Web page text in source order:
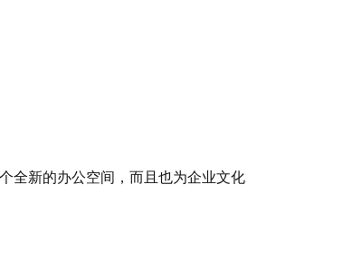
全新的办公空间，而且也为企业文化